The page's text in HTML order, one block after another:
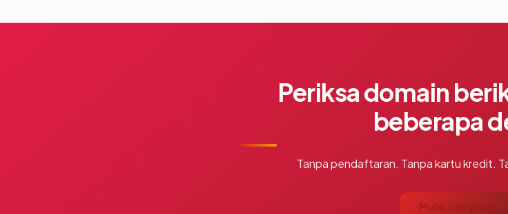
Periksa domain
beberapa
Tanpa pendaftaran. Tanpa kartu kredit.
Mulai cek gratis →